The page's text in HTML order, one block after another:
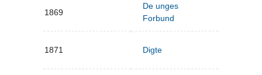
1869
De unges
Forbund
1871 Digte